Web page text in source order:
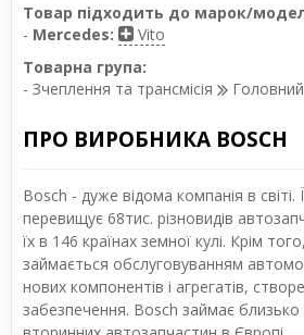
Товар підходить до марок/
- Mercedes:
Vito
Товарна група:
- Зчеплення та трансмісія
ПРО ВИРОБНИКА BOSCH
Bosch - дуже відома компанія в світі.
перевищує 68тис. різновидів
їх в 146 країнах земної кулі. Крім
займається обслуговуванням
нових компонентів і агрегатів,
забезпечення. Bosch займає близько